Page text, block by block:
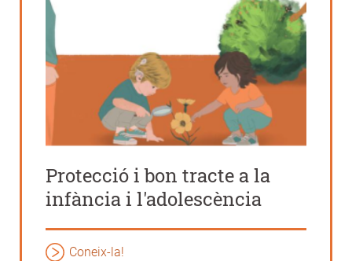
Protecció i bon tracte a la
infància i l'adolescència
Coneix-la!